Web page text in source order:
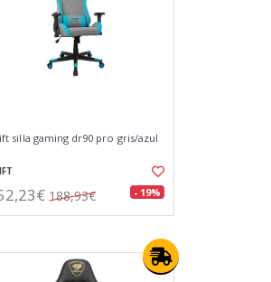
silla gaming dr90 pro gris/azul
188,93€ - 19%